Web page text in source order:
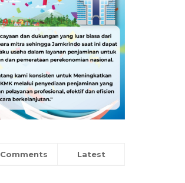
Comments Latest